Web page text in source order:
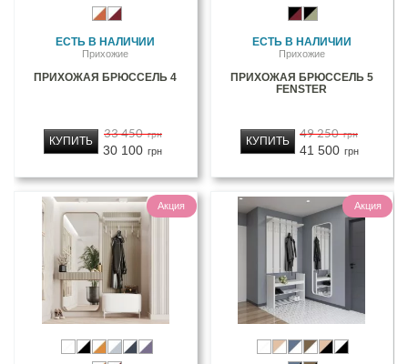
ЕСТЬ В НАЛИЧИИ
Прихожие
ПРИХОЖАЯ БРЮССЕЛЬ 4
33 450 грн
30 100 грн
КУПИТЬ
ЕСТЬ В НАЛИЧИИ
Прихожие
ПРИХОЖАЯ БРЮССЕЛЬ 5
FENSTER
49 250 грн
41 500 грн
КУПИТЬ
Акция Акция